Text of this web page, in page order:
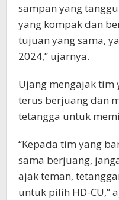
sampan yang
yang kompak dan
tujuan yang sama,
2024,” ujarnya.
Ujang mengajak
terus berjuang dan
tetangga untuk
“Kepada tim yang
sama berjuang,
ajak teman,
untuk pilih HD-CU,”